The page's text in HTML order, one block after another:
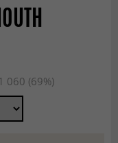
060 (69%)